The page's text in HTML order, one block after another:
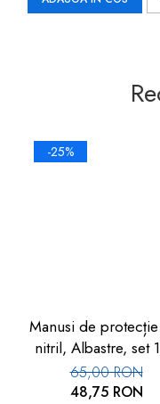
-25%
Manusi de
nitril, Albastre, set
buc
65,00 RON
48,75 RON